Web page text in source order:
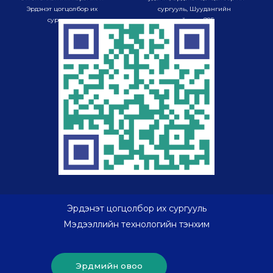
Эрдэнэт цогцолбор их
сургууль
сургууль, Шуудангийн
хайрцаг-985
Эрдэнэт цогцолбор их сургууль
Мэдээллийн технологийн тэнхим
Эрдмийн овоо